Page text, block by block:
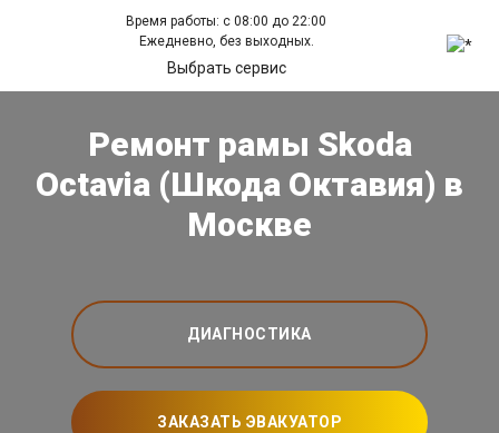
Время работы: с 08:00 до 22:00
Ежедневно, без выходных.
Выбрать сервис
Ремонт рамы Skoda
Octavia (Шкода Октавия) в
Москве
ДИАГНОСТИКА
ЗАКАЗАТЬ ЭВАКУАТОР